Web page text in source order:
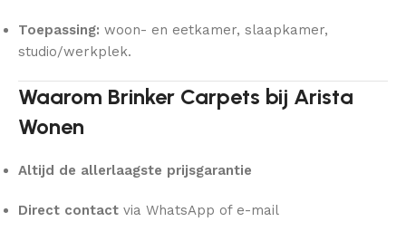
Toepassing: woon- en eetkamer, slaapkamer,
studio/werkplek.
Waarom Brinker Carpets bij Arista
Wonen
Altijd de allerlaagste prijsgarantie
Direct contact via WhatsApp of e-mail